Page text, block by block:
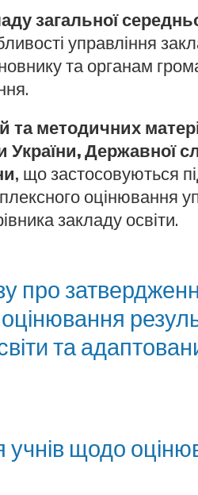
загальної
управління
та органам
та методичних
України, Державної
, що застосовуються
оцінювання
закладу освіти.
про
та
учнів щодо